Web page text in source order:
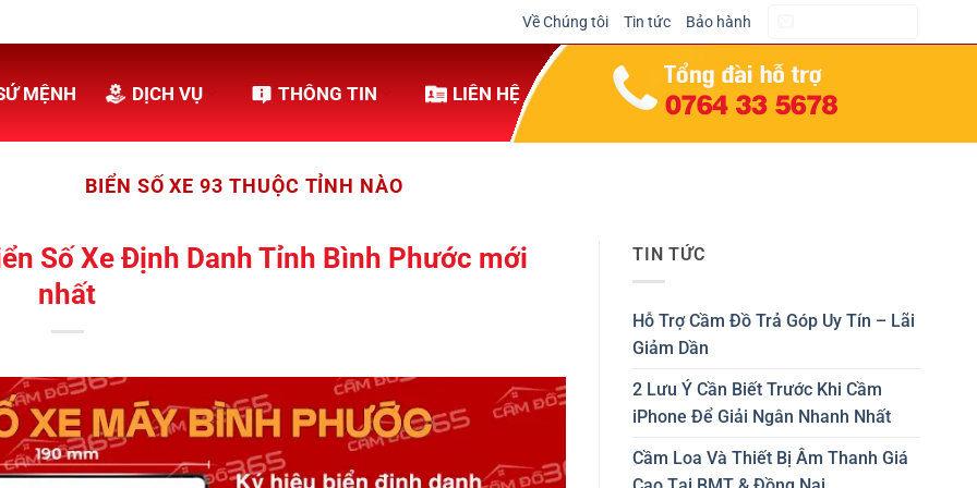
Về Chúng tôi Tin tức Bảo hành
MỆNH DỊCH VỤ THÔNG TIN LIÊN HỆ
BIỂN SỐ XE 93 THUỘC TỈNH NÀO
Số Xe Định Danh Tỉnh Bình Phước mới
nhất
TIN TỨC
Hỗ Trợ Cầm Đồ Trả Góp Uy Tín – Lãi
Giảm Dần
2 Lưu Ý Cần Biết Trước Khi Cầm
iPhone Để Giải Ngân Nhanh Nhất
Cầm Loa Và Thiết Bị Âm Thanh Giá